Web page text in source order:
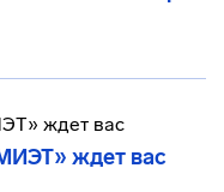
ждет вас